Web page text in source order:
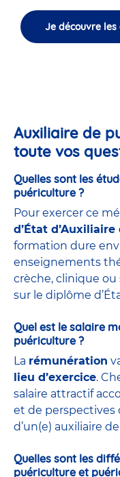
Je découvre
Auxiliaire de
toute vos
Quelles sont les
puériculture ?
Pour exercer ce
d’État
formation dure
enseignements
crèche, clinique ou
sur le diplôme
Quel est le salaire
puériculture ?
La rémunération
lieu d’exercice.
salaire attractif
et de perspectives
d’un(e) auxiliaire
Quelles sont les
puériculture et